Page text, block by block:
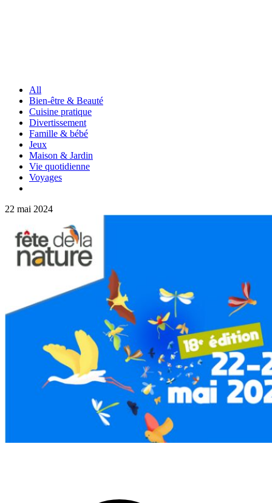
All
Bien-être & Beauté
Cuisine pratique
Divertissement
Famille & bébé
Jeux
Maison & Jardin
Vie quotidienne
Voyages
22 mai 2024